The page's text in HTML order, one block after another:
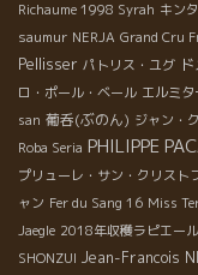
Richaume 1998 Syrah キン
saumur NERJA Grand Cru
Pellisser パトリス・ユグ
ロ・ポール・ベール エルミタ
san 葡呑(ぶのん) ジャン・
Roba Seria PHILIPPE
プリューレ・サン・クリスト
ャン Fer du Sang 16 Miss
Jaegle 2018年収穫ラピエール
SHONZUI Jean-Francois